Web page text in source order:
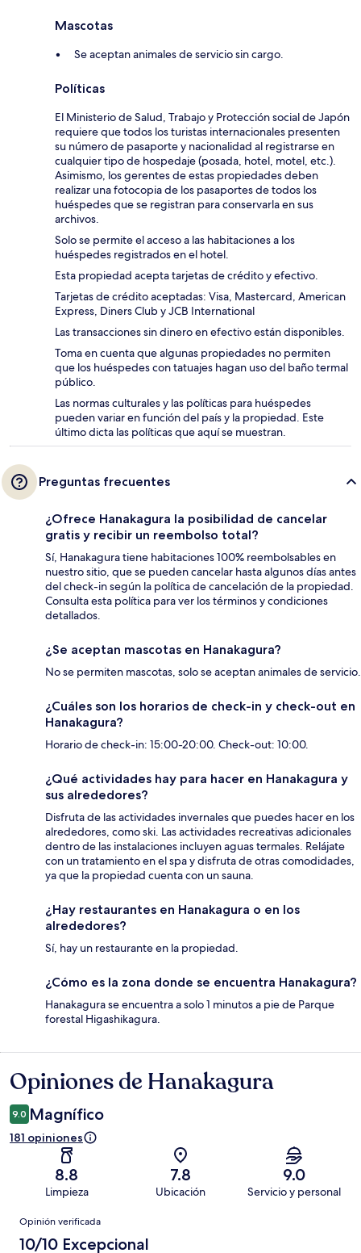
Mascotas
Se aceptan animales de servicio sin cargo.
Políticas
El Ministerio de Salud, Trabajo y Protección social de Japón
requiere que todos los turistas internacionales presenten
su número de pasaporte y nacionalidad al registrarse en
cualquier tipo de hospedaje (posada, hotel, motel, etc.).
Asimismo, los gerentes de estas propiedades deben
realizar una fotocopia de los pasaportes de todos los
huéspedes que se registran para conservarla en sus
archivos.
Solo se permite el acceso a las habitaciones a los
huéspedes registrados en el hotel.
Esta propiedad acepta tarjetas de crédito y efectivo.
Tarjetas de crédito aceptadas: Visa, Mastercard, American
Express, Diners Club y JCB International
Las transacciones sin dinero en efectivo están disponibles.
Toma en cuenta que algunas propiedades no permiten
que los huéspedes con tatuajes hagan uso del baño termal
público.
Las normas culturales y las políticas para huéspedes
pueden variar en función del país y la propiedad. Este
último dicta las políticas que aquí se muestran.
Preguntas frecuentes
¿Ofrece Hanakagura la posibilidad de cancelar
gratis y recibir un reembolso total?
Sí, Hanakagura tiene habitaciones 100% reembolsables en
nuestro sitio, que se pueden cancelar hasta algunos días antes
del check-in según la política de cancelación de la propiedad.
Consulta esta política para ver los términos y condiciones
detallados.
¿Se aceptan mascotas en Hanakagura?
No se permiten mascotas, solo se aceptan animales de servicio.
¿Cuáles son los horarios de check-in y check-out en
Hanakagura?
Horario de check-in: 15:00-20:00. Check-out: 10:00.
¿Qué actividades hay para hacer en Hanakagura y
sus alrededores?
Disfruta de las actividades invernales que puedes hacer en los
alrededores, como ski. Las actividades recreativas adicionales
dentro de las instalaciones incluyen aguas termales. Relájate
con un tratamiento en el spa y disfruta de otras comodidades,
ya que la propiedad cuenta con un sauna.
¿Hay restaurantes en Hanakagura o en los
alrededores?
Sí, hay un restaurante en la propiedad.
¿Cómo es la zona donde se encuentra Hanakagura?
Hanakagura se encuentra a solo 1 minutos a pie de Parque
forestal Higashikagura.
Opiniones
Opiniones de Hanakagura
9.0 Magnífico
181 opiniones
8.8
Limpieza
7.8
Ubicación
9.0
Servicio y personal
Opiniones
Opinión verificada
10/10 Excepcional